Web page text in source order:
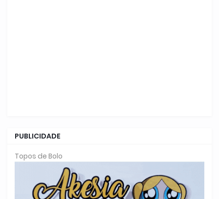
PUBLICIDADE
Topos de Bolo